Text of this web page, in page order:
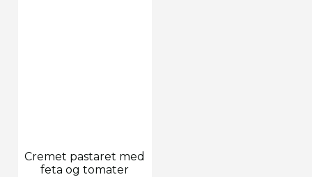
Cremet pastaret med
feta og tomater